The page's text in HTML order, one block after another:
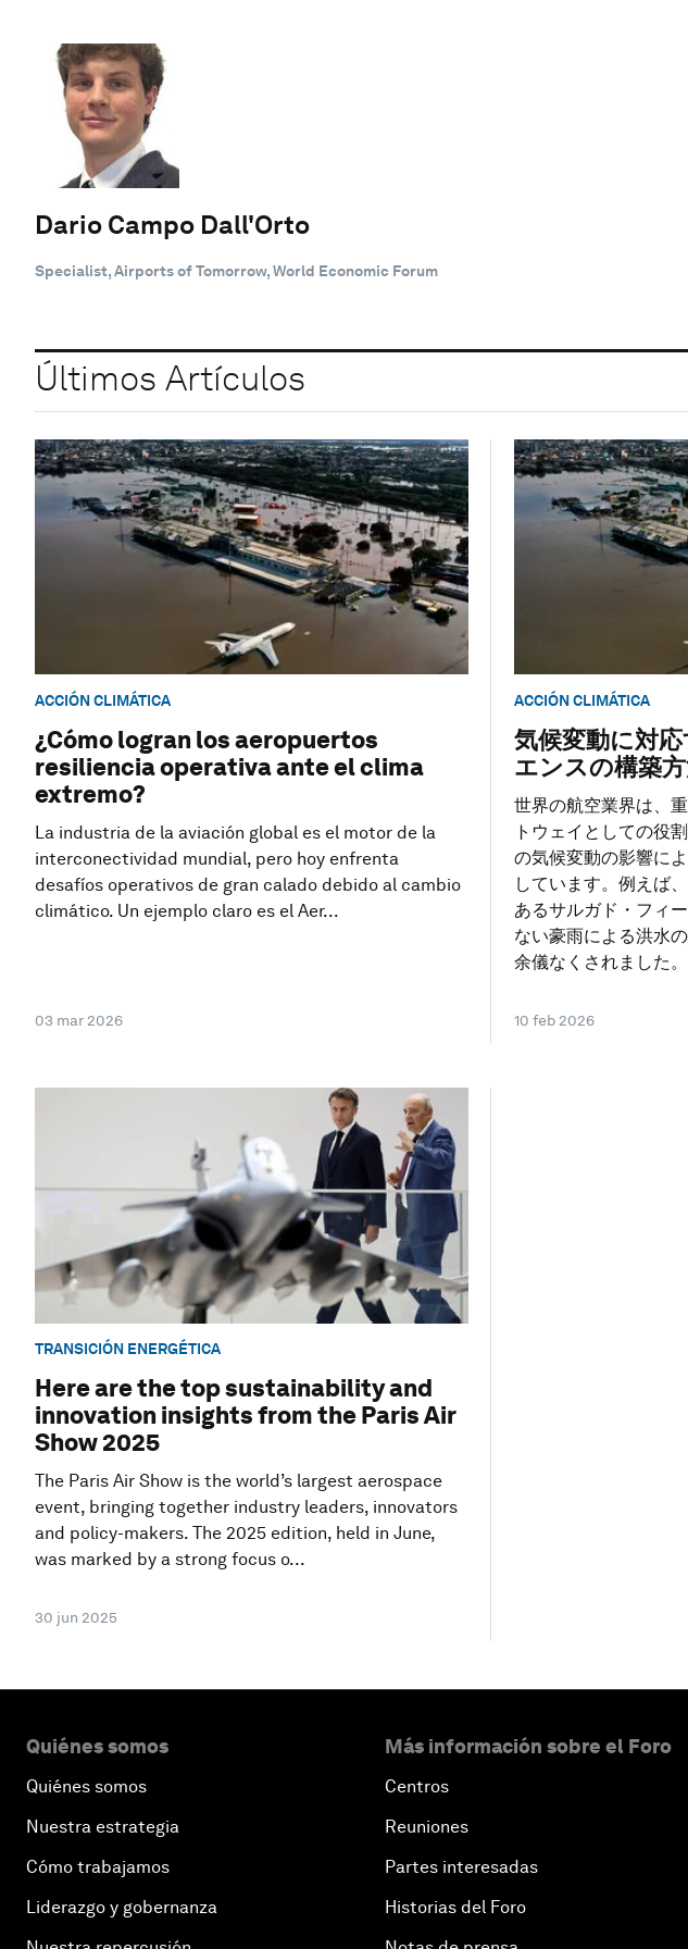
Dario Campo Dall'Orto
Specialist, Airports of Tomorrow, World Economic Forum
Últimos Artículos
ACCIÓN CLIMÁTICA
¿Cómo logran los aeropuertos
resiliencia operativa ante el clima
extremo?
La industria de la aviación global es el motor de la
interconectividad mundial, pero hoy enfrenta
desafíos operativos de gran calado debido al cambio
climático. Un ejemplo claro es el Aer...
03 mar 2026
ACCIÓN CLIMÁTICA
気候変動に対
エンスの構築
世界の航空業界は、
トウェイとしての役
の気候変動の影響に
しています。例えば
あるサルガド・フィ
ない豪雨による洪水
余儀なくされました。
10 feb 2026
TRANSICIÓN ENERGÉTICA
Here are the top sustainability and
innovation insights from the Paris Air
Show 2025
The Paris Air Show is the world’s largest aerospace
event, bringing together industry leaders, innovators
and policy-makers. The 2025 edition, held in June,
was marked by a strong focus o...
30 jun 2025
Quiénes somos
Quiénes somos
Nuestra estrategia
Cómo trabajamos
Liderazgo y gobernanza
Más información sobre el Foro
Centros
Reuniones
Partes interesadas
Historias del Foro